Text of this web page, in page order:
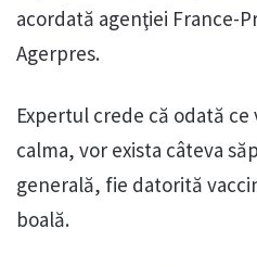
acordată agenţiei France-
Agerpres.
Expertul crede că odată ce
calma, vor exista câteva
generală, fie datorită
boală.